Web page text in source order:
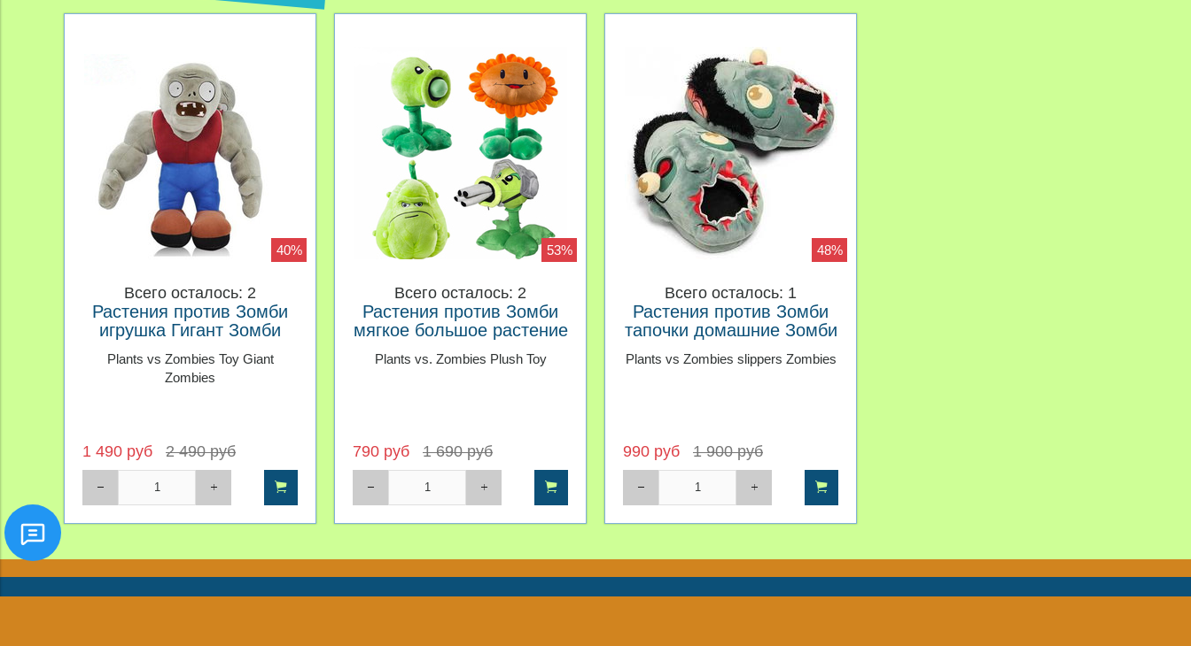
40%
Всего осталось: 2
Растения против Зомби
игрушка Гигант Зомби
Plants vs Zombies Toy Giant
Zombies
1 490 руб 2 490 руб
53%
Всего осталось: 2
Растения против Зомби
мягкое большое растение
Plants vs. Zombies Plush Toy
790 руб 1 690 руб
48%
Всего осталось: 1
Растения против Зомби
тапочки домашние Зомби
Plants vs Zombies slippers Zombies
990 руб 1 900 руб